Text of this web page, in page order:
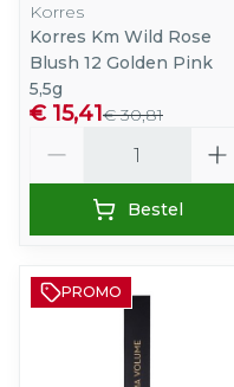
Korres
Korres Km Wild Rose
Blush 12 Golden Pink
5,5g
€ 30,81
€ 15,41
Bestel
PROMO